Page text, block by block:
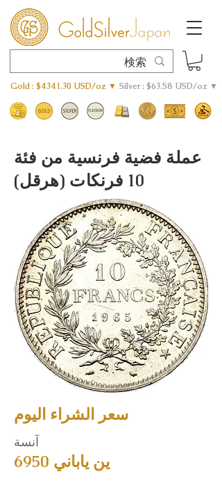
Gold : $4341.30 USD/oz ▼ Silver : $63.58 USD/oz ▼
عملة فضية فرنسية من فئة
10 فرنكات (هرقل)
سعر الشراء اليوم
آنسة
6950 ين ياباني